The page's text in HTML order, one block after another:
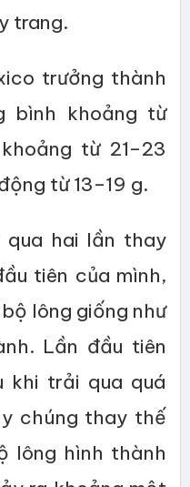
trang.
trưởng thành
bình khoảng từ
từ 21–23
từ 13–19 g.
qua hai lần thay
tiên của mình,
lông giống như
Lần đầu tiên
khi trải qua quá
chúng thay thế
lông hình thành